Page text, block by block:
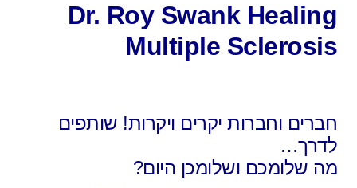
Dr. Roy Swank Healing
Multiple Sclerosis
חברים וחברות יקרים ויקרות! שותפים
לדרך…
מה שלומכם ושלומכן היום?